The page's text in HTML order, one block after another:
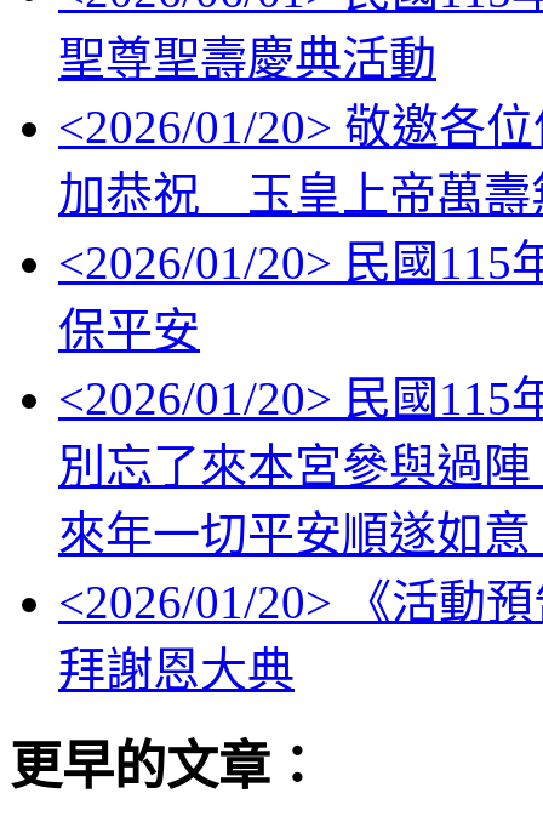
聖尊聖壽慶典活動
<2026/01/20> 敬邀各
加恭祝 玉皇上帝萬壽
<2026/01/20> 民國115
保平安
<2026/01/20> 民國115
別忘了來本宮參與過
來年一切平安順遂如
<2026/01/20> 《活動
拜謝恩大典
更早的文章：